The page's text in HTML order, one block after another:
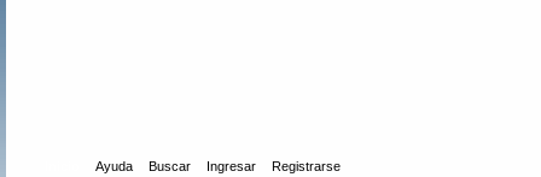
Ayuda Buscar Ingresar Registrarse